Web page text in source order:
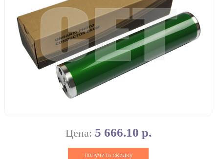
Цена: 5 666.10 р.
получить скидку